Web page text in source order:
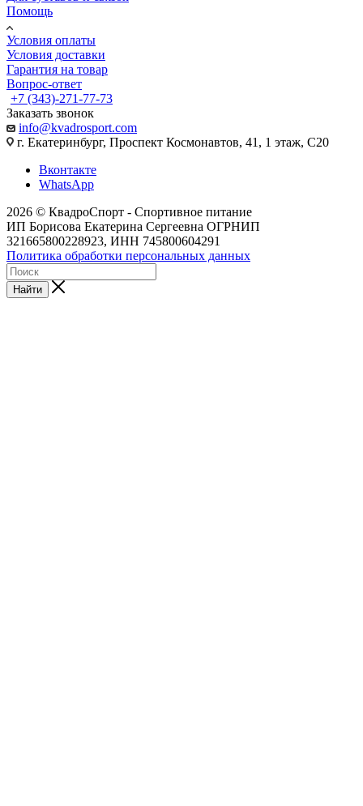
Помощь
Условия оплаты
Условия доставки
Гарантия на товар
Вопрос-ответ
+7 (343)-271-77-73
Заказать звонок
info@kvadrosport.com
г. Екатеринбург, Проспект Космонавтов, 41, 1 этаж, С20
Вконтакте
WhatsApp
2026 © КвадроСпорт - Спортивное питание
ИП Борисова Екатерина Сергеевна ОГРНИП
321665800228923, ИНН 745800604291
Политика обработки персональных данных
Найти